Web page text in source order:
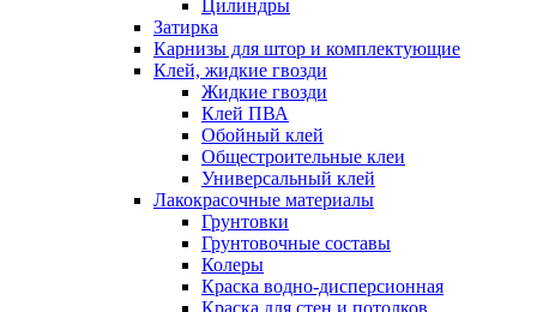
Цилиндры
Затирка
Карнизы для штор и комплектующие
Клей, жидкие гвозди
Жидкие гвозди
Клей ПВА
Обойный клей
Общестроительные клеи
Универсальный клей
Лакокрасочные материалы
Грунтовки
Грунтовочные составы
Колеры
Краска водно-дисперсионная
Краска для стен и потолков